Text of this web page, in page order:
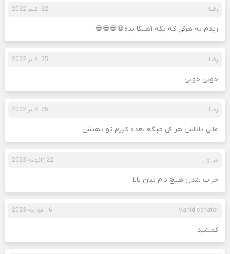
رضا 22 اکتبر 2022
ریدم به هرکی که بگه آهنگا بده💀💀💀💀
رضا 25 اکتبر 2022
خوبی خوبی
رضا 25 اکتبر 2022
عالی داداش هر کی میگه بعده کیرم تو دهنش
درزو ر 22 ژانویه 2023
خراب شدن هیچ دام نیان بالا
Vahid senator 16 فوریه 2023
گمشید